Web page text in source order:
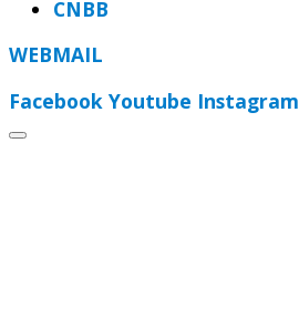
CNBB
WEBMAIL
Facebook Youtube Instagram